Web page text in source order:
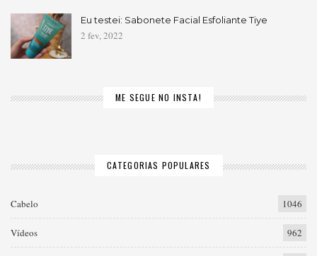
Eu testei: Sabonete Facial Esfoliante Tiye
2 fev, 2022
ME SEGUE NO INSTA!
CATEGORIAS POPULARES
Cabelo 1046
Vídeos 962